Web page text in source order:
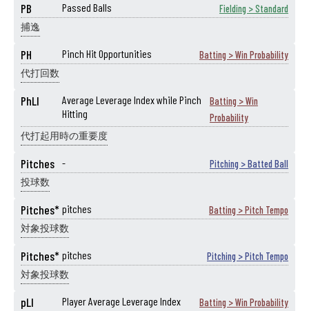
PB Passed Balls Fielding > Standard
捕逸
PH Pinch Hit Opportunities Batting > Win Probability
代打回数
PhLI
Average Leverage Index while Pinch
Hitting
Batting > Win
Probability
代打起用時の重要度
Pitches - Pitching > Batted Ball
投球数
Pitches* pitches Batting > Pitch Tempo
対象投球数
Pitches* pitches Pitching > Pitch Tempo
対象投球数
pLI Player Average Leverage Index Batting > Win Probability